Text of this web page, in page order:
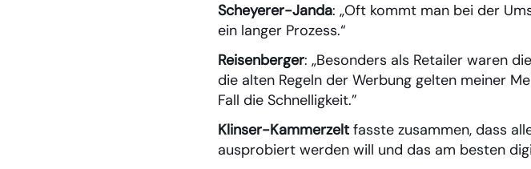
Scheyerer-Janda: „Oft kommt man bei der
ein langer Prozess.“
Reisenberger: „Besonders als Retailer waren
die alten Regeln der Werbung gelten meiner
Fall die Schnelligkeit.”
Klinser-Kammerzelt fasste zusammen, dass
ausprobiert werden will und das am besten